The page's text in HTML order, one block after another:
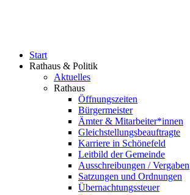
Start
Rathaus & Politik
Aktuelles
Rathaus
Öffnungszeiten
Bürgermeister
Ämter & Mitarbeiter*innen
Gleichstellungsbeauftragte
Karriere in Schönefeld
Leitbild der Gemeinde
Ausschreibungen / Vergaben
Satzungen und Ordnungen
Übernachtungssteuer